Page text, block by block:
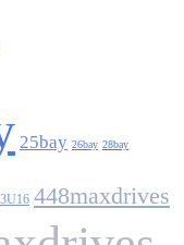
25bay 26bay 28bay
3U16 448maxdrives